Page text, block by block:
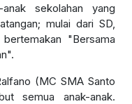
anak sekolahan yang
mulai dari SD,
"Bersama
(MC SMA Santo
semua anak-anak.